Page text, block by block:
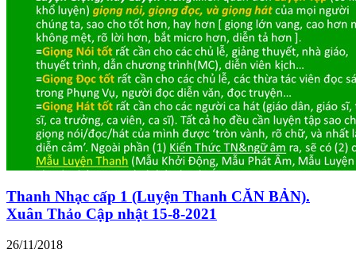
Thanh Nhạc cấp 1 (Luyện Thanh CĂN BẢN).
Xuân Thảo Cập nhật 15-8-2021
26/11/2018